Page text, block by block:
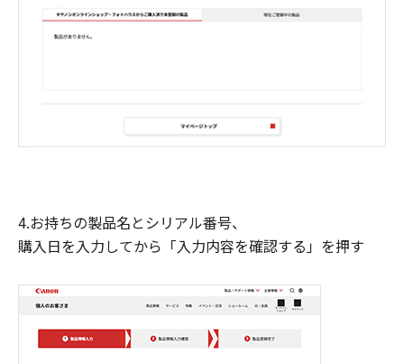
4.お持ちの製品名とシリアル番号、
購入日を入力してから「入力内容を確認する」を押す